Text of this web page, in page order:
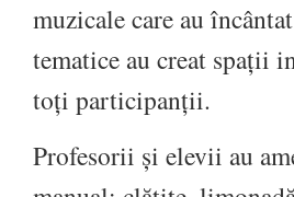
muzicale care au
tematice au creat spații
toți participanții.
Profesorii și elevii au